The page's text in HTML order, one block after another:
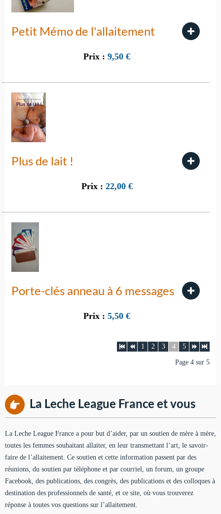
Petit Mémo de l'allaitement
Prix : 9,50 €
Plus de lait !
Prix : 22,00 €
Porte-clés anneau à 6 messages
Prix : 5,50 €
1 2 3 4 5
Page 4 sur 5
La Leche League France et vous
La Leche League France a pour but d’aider, par un soutien de mère à mère,
toutes les femmes souhaitant allaiter, en leur transmettant l’art, le savoir-
faire de l’allaitement. Ce soutien et cette information passent par des
réunions, du soutien par téléphone et par courriel, un forum, un groupe
Facebook, des publications, des congrès, des publications et des colloques à
destination des professionnels de santé, et ce site, où vous trouverez
réponse à toutes vos questions sur l’allaitement.